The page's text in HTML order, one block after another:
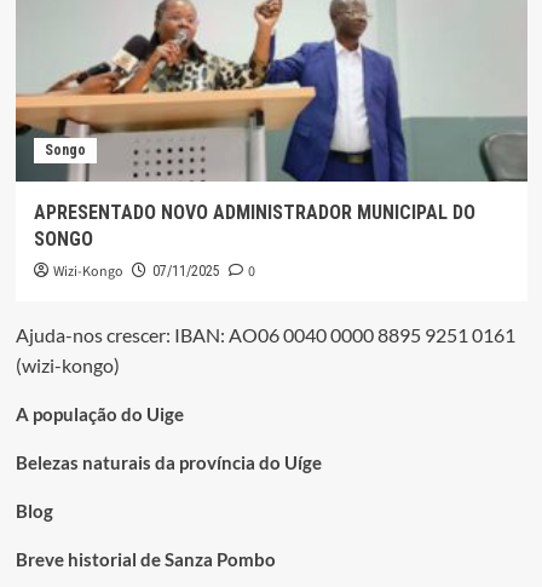
Songo
APRESENTADO NOVO ADMINISTRADOR MUNICIPAL DO
SONGO
Wizi-Kongo 07/11/2025 0
Ajuda-nos crescer: IBAN: AO06 0040 0000 8895 9251 0161
(wizi-kongo)
A população do Uige
Belezas naturais da província do Uíge
Blog
Breve historial de Sanza Pombo